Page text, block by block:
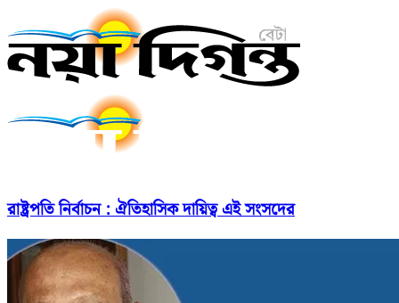
রাষ্ট্রপতি নির্বাচন : ঐতিহাসিক দায়িত্ব এই সংসদের